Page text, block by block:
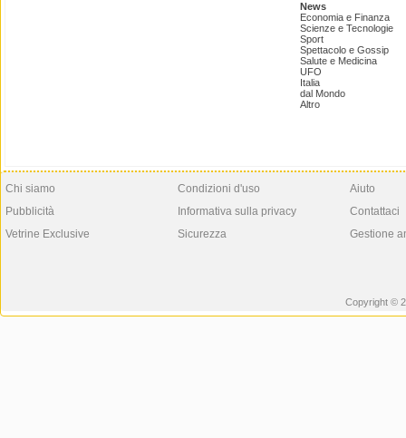
News
Economia e Finanza
Scienze e Tecnologie
Sport
Spettacolo e Gossip
Salute e Medicina
UFO
Italia
dal Mondo
Altro
Chi siamo
Pubblicità
Vetrine Exclusive
Condizioni d'uso
Informativa sulla privacy
Sicurezza
Aiuto
Contattaci
Gestione
Copyright ©